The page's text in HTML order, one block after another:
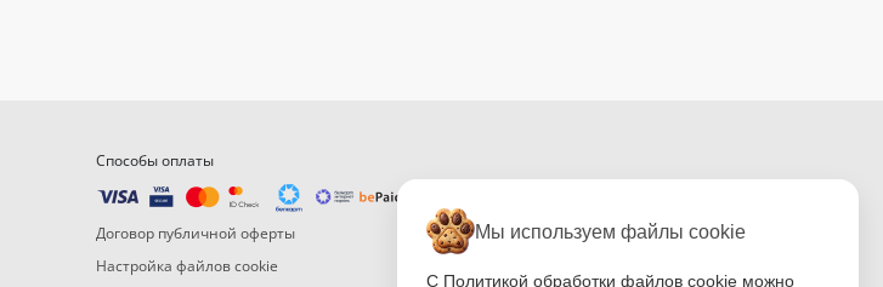
Способы оплаты
Договор публичной оферты
Настройка файлов cookie
Мы используем файлы cookie
С Политикой обработки файлов cookie можно